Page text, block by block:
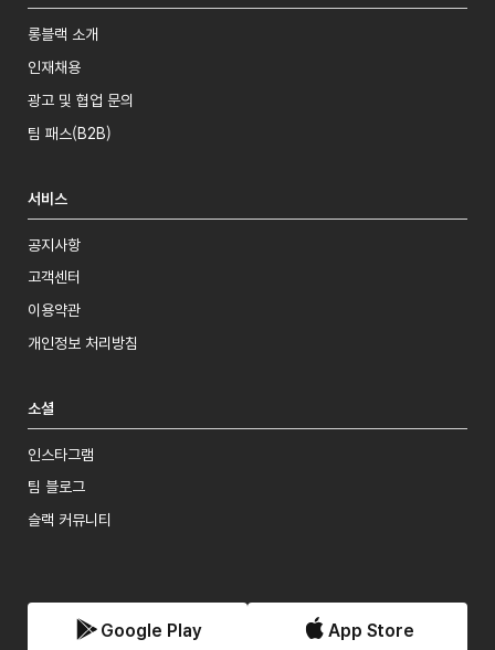
롱블랙 소개
인재채용
광고 및 협업 문의
팀 패스(B2B)
서비스
공지사항
고객센터
이용약관
개인정보 처리방침
소셜
인스타그램
팀 블로그
슬랙 커뮤니티
Google Play App Store